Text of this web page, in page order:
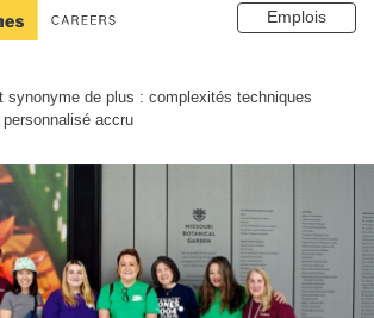
Emplois
synonyme de plus : complexités techniques
accru